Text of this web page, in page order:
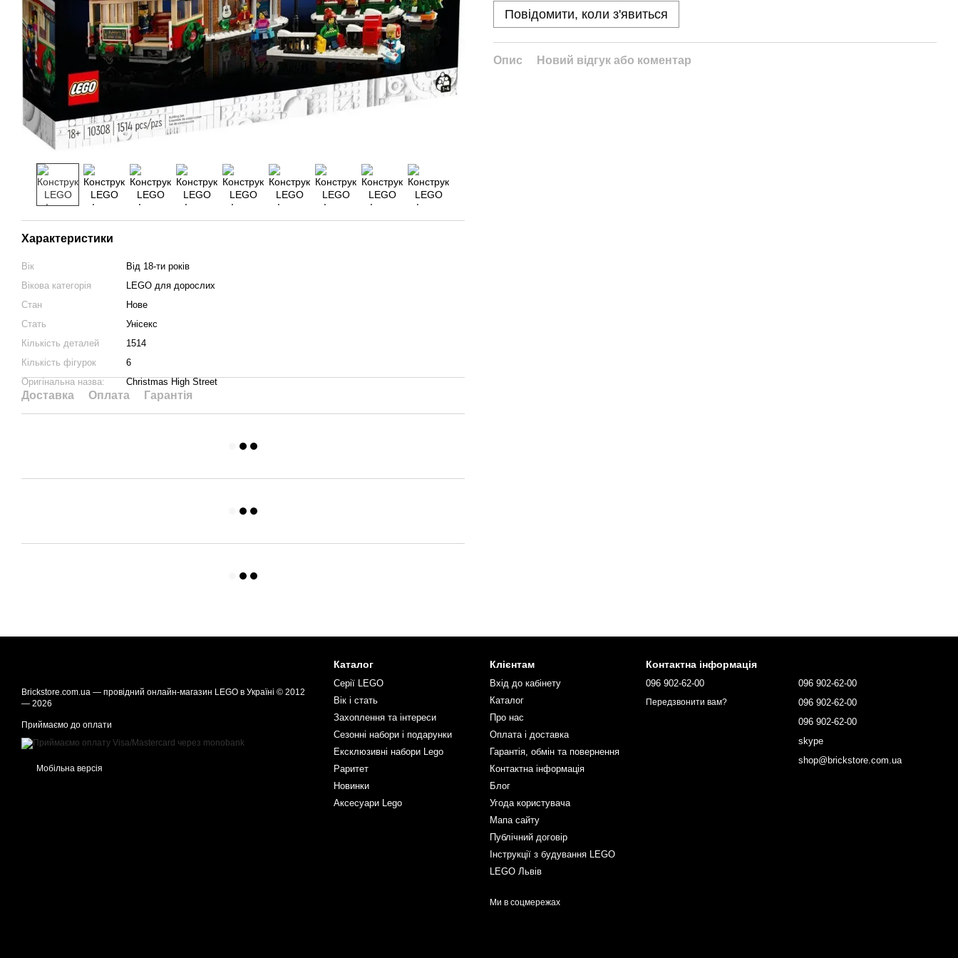
Характеристики
Вік
Від 18-ти років
Вікова категорія
LEGO для дорослих
Стан
Нове
Стать
Унісекс
Кількість деталей
1514
Кількість фігурок
6
Оригінальна назва:
Christmas High Street
Доставка Оплата Гарантія
Повідомити, коли з'явиться
Опис Новий відгук або коментар
Brickstore.com.ua — провідний онлайн-магазин LEGO в Україні © 2012
— 2026
Приймаємо до оплати
Мобільна версія
Каталог
Серії LEGO
Вік і стать
Захоплення та інтереси
Сезонні набори і подарунки
Ексклюзивні набори Lego
Раритет
Новинки
Аксесуари Lego
Клієнтам
Вхід до кабінету
Каталог
Про нас
Оплата і доставка
Гарантія, обмін та повернення
Контактна інформація
Блог
Угода користувача
Мапа сайту
Публічний договір
Інструкції з будування LEGO
LEGO Львів
Ми в соцмережах
Контактна інформація
096 902-62-00
Передзвонити вам?
096 902-62-00
096 902-62-00
096 902-62-00
skype
shop@brickstore.com.ua